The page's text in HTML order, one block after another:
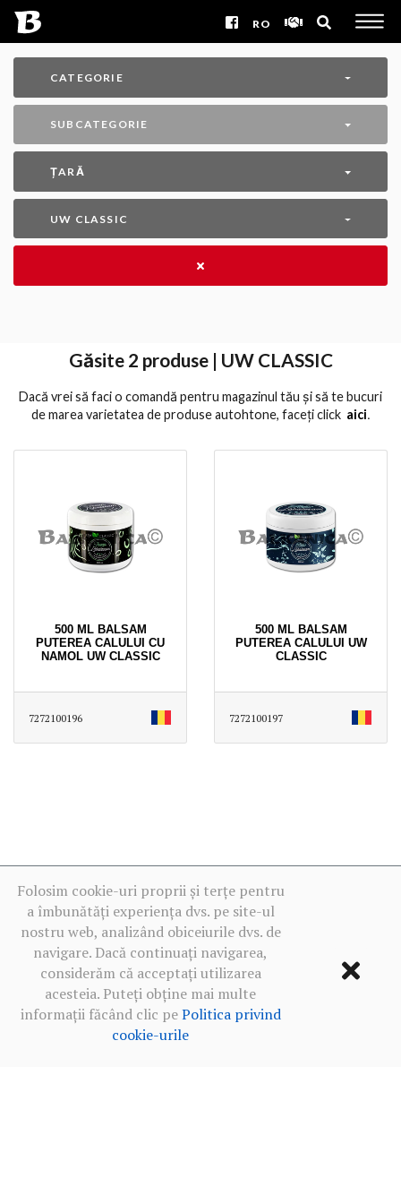
RO
CATEGORIE
SUBCATEGORIE
ȚARĂ
UW CLASSIC
Găsite 2 produse | UW CLASSIC
Dacă vrei să faci o comandă pentru magazinul tău și să te bucuri
de marea varietatea de produse autohtone, faceți click aici․
500 ML BALSAM
PUTEREA CALULUI CU
NAMOL UW CLASSIC
7272100196
500 ML BALSAM
PUTEREA CALULUI UW
CLASSIC
7272100197
Folosim cookie-uri proprii și terțe pentru
a îmbunătăți experiența dvs. pe site-ul
nostru web, analizând obiceiurile dvs. de
navigare. Dacă continuați navigarea,
considerăm că acceptați utilizarea
acesteia. Puteți obține mai multe
informații făcând clic pePolitica privind
cookie-urile